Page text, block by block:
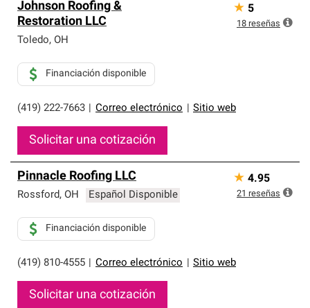
Johnson Roofing &
Restoration LLC
Toledo, OH
(419) 222-7663 Correo electrónico Sitio web
Financiación disponible
Solicitar una cotización
★ 5
18 reseñas
Pinnacle Roofing LLC
Rossford, OH Español Disponible
(419) 810-4555 Correo electrónico Sitio web
Financiación disponible
Solicitar una cotización
★ 4.95
21 reseñas